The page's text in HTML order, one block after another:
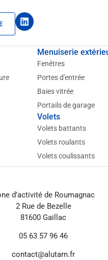
L
i
k
Menuiserie
Fenêtres
Portes d'entrée
Baies vitrée
Portails de garage
Volets
Volets battants
Volets roulants
Volets coulissants
d’activité de Roumagnac
2 Rue de Bezelle
81600 Gaillac
05 63 57 96 46
contact@alutarn.fr